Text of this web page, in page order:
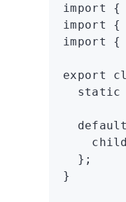
import {
import {
import {
export
  static
  };
}